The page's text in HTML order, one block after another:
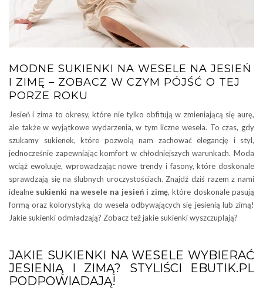
MODNE SUKIENKI NA WESELE NA JESIEŃ
I ZIMĘ – ZOBACZ W CZYM PÓJŚĆ O TEJ
PORZE ROKU
Jesień i zima to okresy, które nie tylko obfitują w zmieniającą się aurę,
ale także w wyjątkowe wydarzenia, w tym liczne wesela. To czas, gdy
szukamy sukienek, które pozwolą nam zachować elegancję i styl,
jednocześnie zapewniając komfort w chłodniejszych warunkach. Moda
wciąż ewoluuje, wprowadzając nowe trendy i fasony, które doskonale
sprawdzają się na ślubnych uroczystościach. Znajdź dziś razem z nami
idealne sukienki na wesele na jesień i zimę, które doskonale pasują
formą oraz kolorystyką do wesela odbywających się jesienią lub zimą!
Jakie sukienki odmładzają? Zobacz też jakie sukienki wyszczuplają?
JAKIE SUKIENKI NA WESELE WYBIERAĆ
JESIENIĄ I ZIMĄ? STYLIŚCI EBUTIK.PL
PODPOWIADAJĄ!